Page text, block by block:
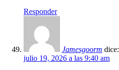
Responder
Jamesgoorm dice:
julio 19, 2026 a las 9:40 am